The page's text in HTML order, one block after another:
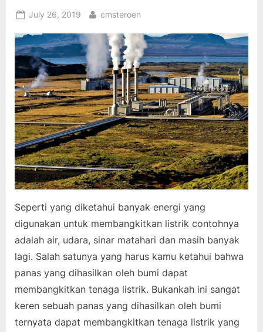
Posted
July 26, 2019 By
cmsteroen
Seperti yang diketahui banyak energi yang
digunakan untuk membangkitkan listrik contohnya
adalah air, udara, sinar matahari dan masih banyak
lagi. Salah satunya yang harus kamu ketahui bahwa
panas yang dihasilkan oleh bumi dapat
membangkitkan tenaga listrik. Bukankah ini sangat
keren sebuah panas yang dihasilkan oleh bumi
ternyata dapat membangkitkan tenaga listrik yang